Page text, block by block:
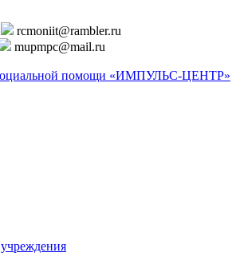
rcmoniit@rambler.ru
mupmpc@mail.ru
социальной помощи «ИМПУЛЬС-ЦЕНТР»